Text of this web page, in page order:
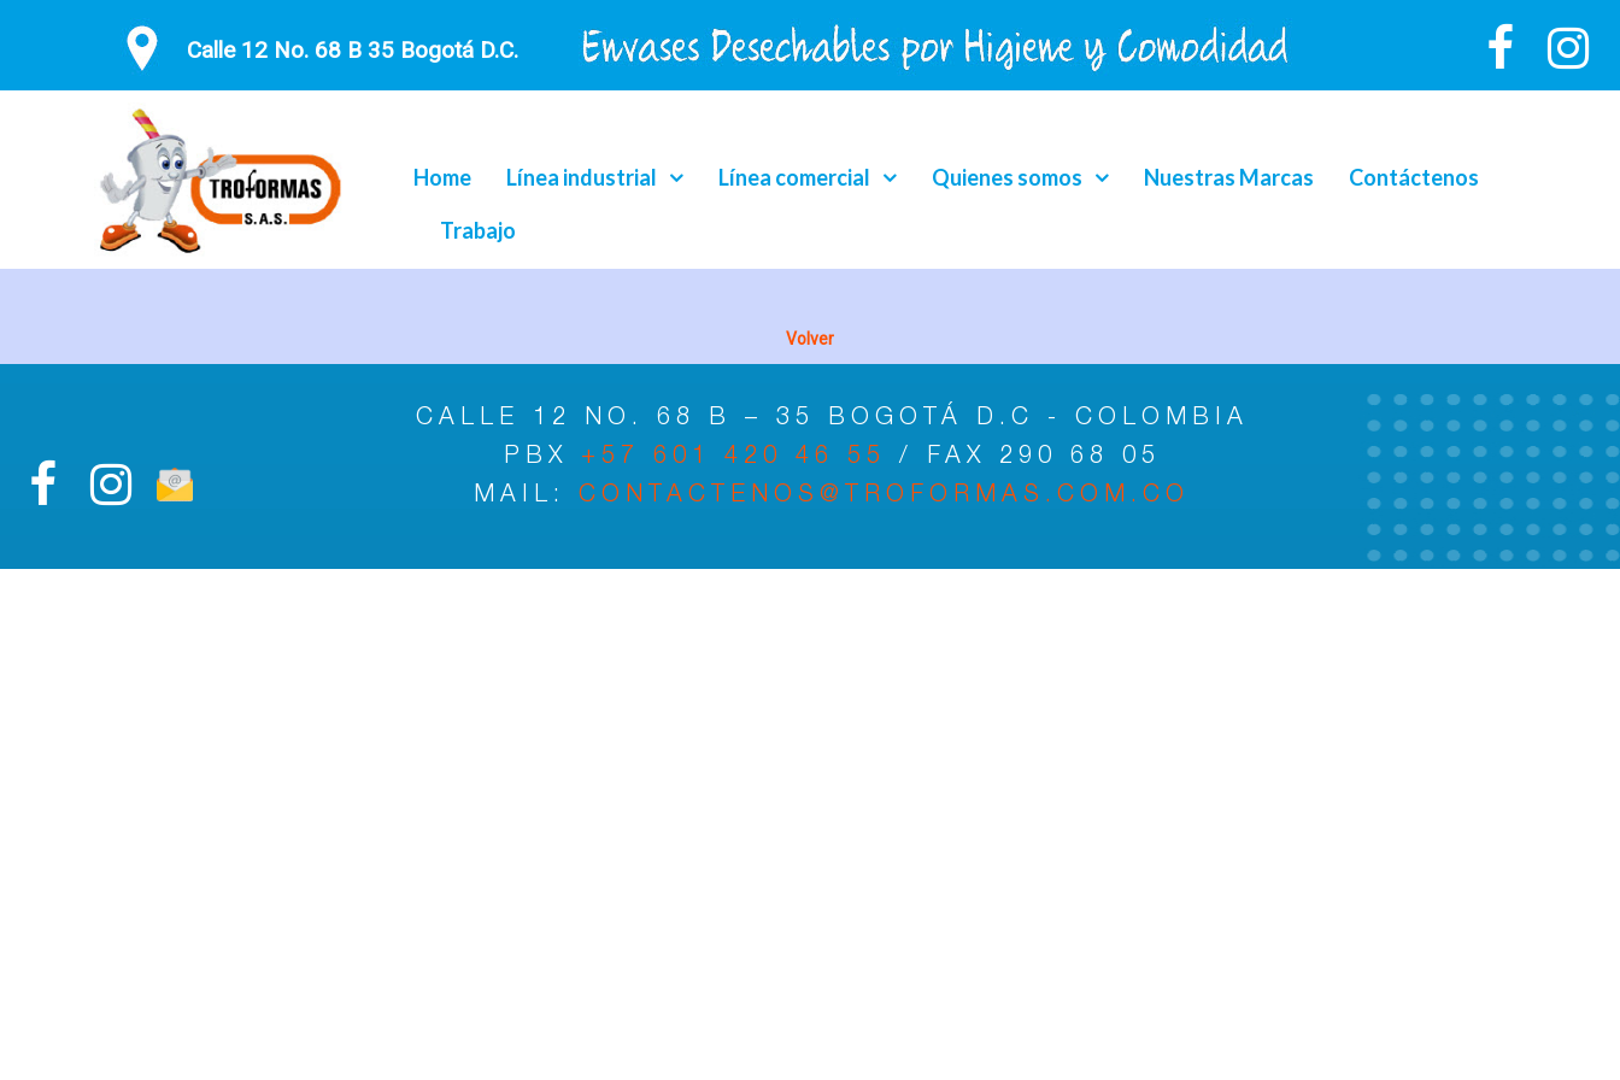
Calle 12 No. 68 B 35 Bogotá D.C.
Home Línea industrial Línea comercial Quienes somos Nuestras Marcas
Contáctenos
Trabajo
Volver
CALLE 12 NO. 68 B – 35 BOGOTÁ D.C - COLOMBIA
PBX +57 601 420 46 55 / FAX 290 68 05
MAIL: CONTACTENOS@TROFORMAS.COM.CO